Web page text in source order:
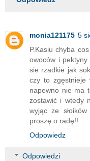
monia121175 5
P.Kasiu chyba
owoców i pektyny
sie rzadkie jak
czy to zgęstnieje
napewno nie ma
zostawić i wtedy
wyjąc ze
proszę o radę!!
Odpowiedz
Odpowiedzi